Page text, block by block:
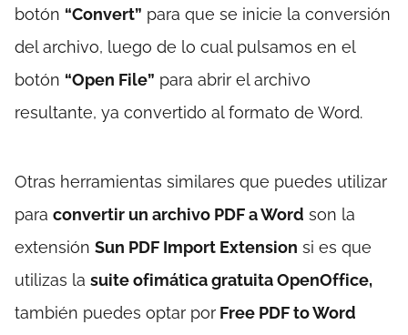
botón “Convert” para que se inicie la conversión
del archivo, luego de lo cual pulsamos en el
botón “Open File” para abrir el archivo
resultante, ya convertido al formato de Word.
Otras herramientas similares que puedes utilizar
para convertir un archivo PDF a Word son la
extensión Sun PDF Import Extension si es que
utilizas la suite ofimática gratuita OpenOffice,
también puedes optar por Free PDF to Word